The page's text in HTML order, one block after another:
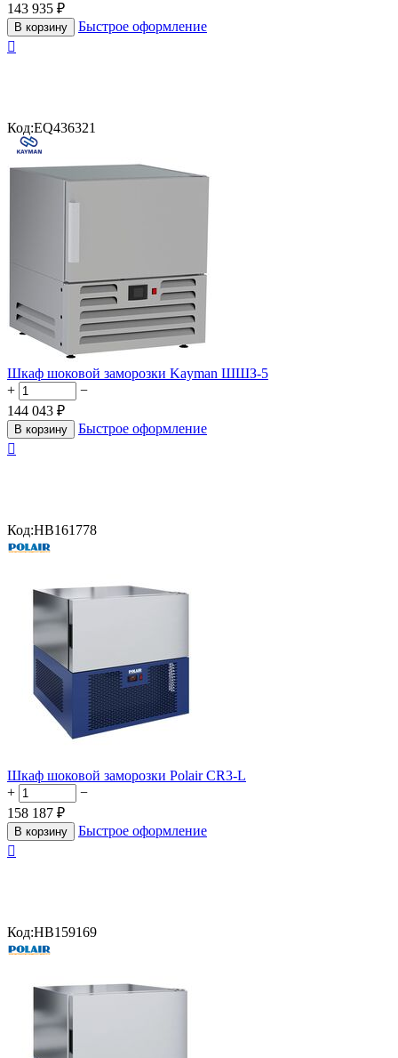
143 935 ₽
В корзину
Быстрое оформление

Код:EQ436321
Шкаф шоковой заморозки Kayman ШШЗ-5
+
−
144 043 ₽
В корзину
Быстрое оформление

Код:HB161778
Шкаф шоковой заморозки Polair CR3-L
+
−
158 187 ₽
В корзину
Быстрое оформление

Код:HB159169